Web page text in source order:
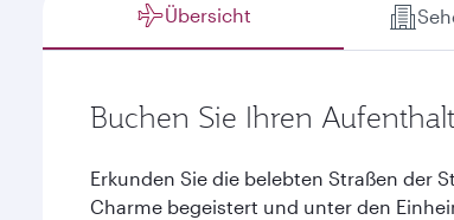
Übersicht
Buchen Sie Ihren
Erkunden Sie die belebten Straßen der
Charme begeistert und unter den